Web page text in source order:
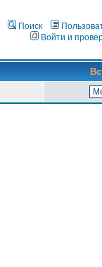
Поиск
Войти и